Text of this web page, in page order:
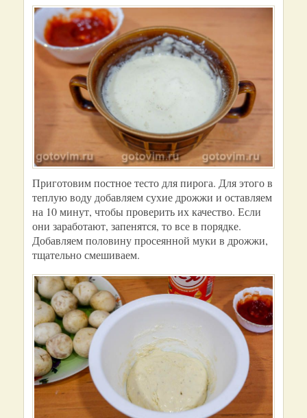
Приготовим постное тесто для пирога. Для этого в
теплую воду добавляем сухие дрожжи и оставляем
на 10 минут, чтобы проверить их качество. Если
они заработают, запенятся, то все в порядке.
Добавляем половину просеянной муки в дрожжи,
тщательно смешиваем.